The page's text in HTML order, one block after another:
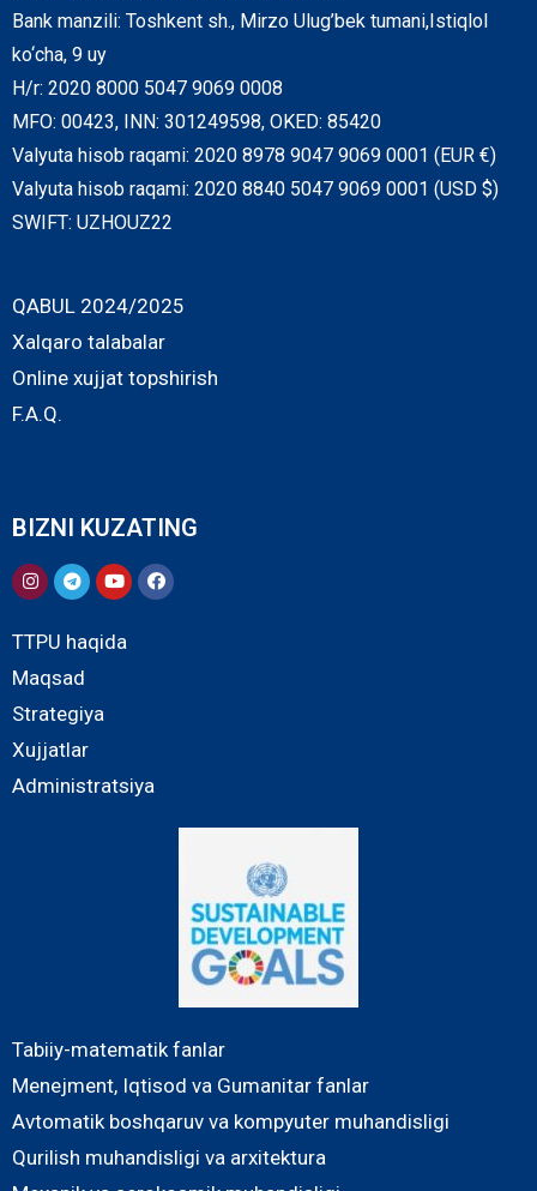
Bank manzili: Toshkent sh., Mirzo Ulug’bek tumani,Istiqlol
ko‘cha, 9 uy
H/r: 2020 8000 5047 9069 0008
MFO: 00423, INN: 301249598, OKED: 85420
Valyuta hisob raqami: 2020 8978 9047 9069 0001 (EUR €)
Valyuta hisob raqami: 2020 8840 5047 9069 0001 (USD $)
SWIFT: UZHOUZ22
QABUL 2024/2025
Xalqaro talabalar
Online xujjat topshirish
F.A.Q.
BIZNI KUZATING
TTPU haqida
Maqsad
Strategiya
Xujjatlar
Administratsiya
Tabiiy-matematik fanlar
Menejment, Iqtisod va Gumanitar fanlar
Avtomatik boshqaruv va kompyuter muhandisligi
Qurilish muhandisligi va arxitektura